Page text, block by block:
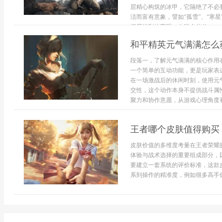
层精心构筑的冰甲，它隔绝了不
洁而富有意象，譬如“孤雪”、“寒
择用锐利的字眼，在跳伞前的...
和平精英元气满满怎
段落一，了解元气满满的核心作
一个简单的互动功能，更是玩家
在一场激战后的休闲时刻，使用
交性，这个动作本身不提供战斗
聚力和协作意愿，从游戏心理角度
王者哪个皮肤值得购
皮肤价值的多维度考量在王者荣
体验与战术选择的重要组成部分
要建立一套系统的评价标准，这
系到操作的精准度，例如很多高手